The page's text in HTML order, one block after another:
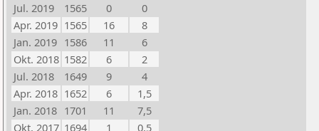
Jul. 2019
1565 0
0
Apr. 2019 1565 16
8
Jan. 2019 1586 11
6
Okt. 2018 1582 6
2
Jul. 2018
1649 9
4
Apr. 2018 1652 6
1,5
Jan. 2018 1701 11
7,5
Okt. 2017 1694 1
0,5